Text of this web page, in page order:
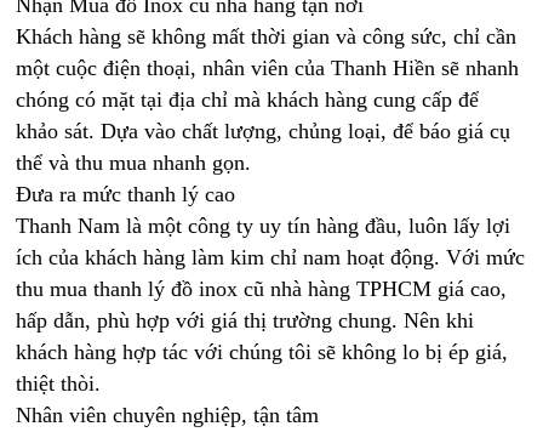
Khách hàng sẽ không mất thời gian và công sức, chỉ cần
một cuộc điện thoại, nhân viên của Thanh Hiền sẽ nhanh
chóng có mặt tại địa chỉ mà khách hàng cung cấp để
khảo sát. Dựa vào chất lượng, chủng loại, để báo giá cụ
thể và thu mua nhanh gọn.
Đưa ra mức thanh lý cao
Thanh Nam là một công ty uy tín hàng đầu, luôn lấy lợi
ích của khách hàng làm kim chỉ nam hoạt động. Với mức
thu mua thanh lý đồ inox cũ nhà hàng TPHCM giá cao,
hấp dẫn, phù hợp với giá thị trường chung. Nên khi
khách hàng hợp tác với chúng tôi sẽ không lo bị ép giá,
thiệt thòi.
Nhân viên chuyên nghiệp, tận tâm